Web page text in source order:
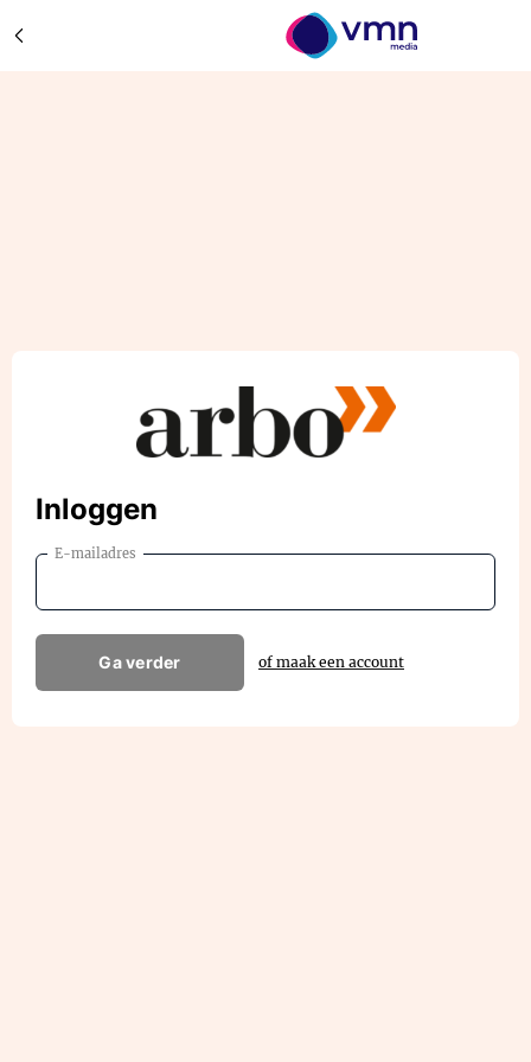
Inloggen
E-mailadres
Ga verder of maak een account